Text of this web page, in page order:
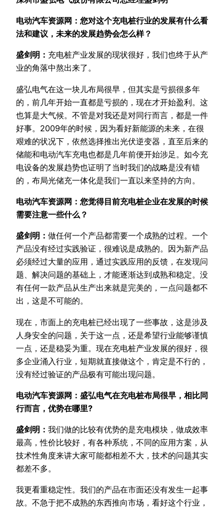
电动汽车资源网：您对这个充电桩行业的发展有什么看
法和建议，未来的发展趋势会怎么样？
盛剑明： 充电桩产业发展的现状很好，我们也终于从产
业的角落中熬出来了。
盛弘电气在这一块儿布局很早，但其实是亏损很多年
的，前几年开始一直都是亏损的，现在才开始盈利。这
也算是大气候。不管是对我还是对同行而言，都是一件
好事。2009年的时候，因为看好新能源的未来，在很
艰难的状况下，依然选择推出光伏逆变器，直至后来的
储能和电动汽车充电也都是几年前便开始涉足。如今充
电设备的发展趋势也证明了当时我们的战略是没有错
的，布局光储充一体化是我们一直以来坚持的方向。
电动汽车资源网：您觉得目前充电桩企业在发展的时候
需要注意一些什么？
盛剑明： 做任何一个产品都需要一个成熟的过程。一个
产品没有经过实践验证，很难说是成熟的。因为新产品
必须经过大量的应用，通过实践应用的反馈，在发现问
题、解决问题的基础上，才能逐渐达到成熟和稳定。没
有任何一款产品从生产出来就是完美的，一点问题都不
出，这是不可能的。
现在，市面上的充电桩已经出现了一些事故，这是涉及
人身安全的问题，关于这一点，还是希望行业能够谨慎
一点，还是稳妥为重。现在充电桩产业发展的很好，很
多企业涌入行业，短期就直接做这个，肯定是不行的，
没有经过验证的产品极有可能出现问题。
电动汽车资源网：盛弘电气在充电桩布局很早，相比同
行而言，优势在哪里?
盛剑明： 我们做的比较有优势的是充电模块，做成效率
最高，性价比较好，有各种系统，不同的应用方案，从
技术性角度来讲大家可能都相差不大，技术的问题其实
都差不多。
我更看重稳定性。我们的产品在市面还没有发生一起事
故。不急于把不成熟的东西推向市场，看好这个行业，